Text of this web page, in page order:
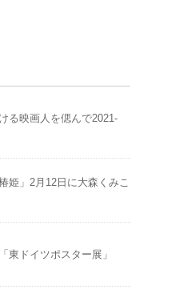
る映画人を偲んで2021-
姫」2月12日に大森くみこ
東ドイツポスター展」